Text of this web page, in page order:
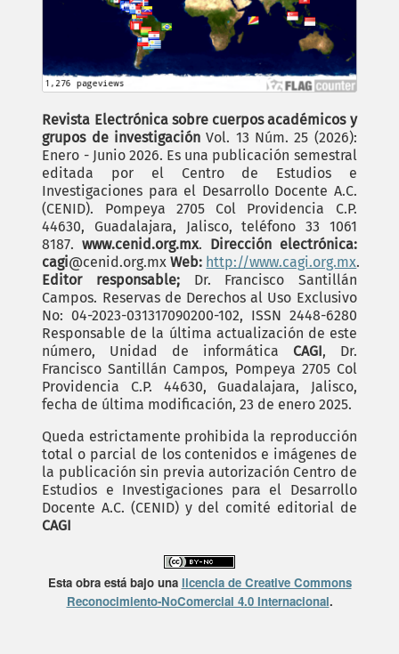
Revista Electrónica sobre cuerpos académicos y
grupos de investigación Vol. 13 Núm. 25 (2026):
Enero - Junio 2026. Es una publicación semestral
editada por el Centro de Estudios e
Investigaciones para el Desarrollo Docente A.C.
(CENID). Pompeya 2705 Col Providencia C.P.
44630, Guadalajara, Jalisco, teléfono 33 1061
8187.www.cenid.org.mx. Dirección electrónica:
cagi@cenid.org.mxWeb: http://www.cagi.org.mx.
Editor responsable;Dr. Francisco Santillán
Campos. Reservas de Derechos al Uso Exclusivo
No: 04-2023-031317090200-102, ISSN 2448-6280
Responsable de la última actualización de este
número, Unidad de informática CAGI, Dr.
Francisco Santillán Campos, Pompeya 2705 Col
Providencia C.P. 44630, Guadalajara, Jalisco,
fecha de última modificación, 23 de enero 2025.
Queda estrictamente prohibida la reproducción
total o parcial de los contenidos e imágenes de
la publicación sin previa autorización Centro de
Estudios e Investigaciones para el Desarrollo
Docente A.C. (CENID) y del comité editorial de
CAGI
Esta obra está bajo una licencia de Creative Commons
Reconocimiento-NoComercial 4.0 Internacional.